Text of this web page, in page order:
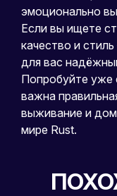
эмоционально
Если вы ищете
качество и
для вас
Попробуйте уже
важна
выживание и
мире Rust.